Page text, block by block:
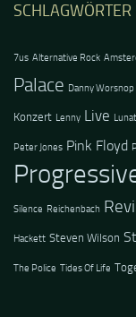
SCHLAGWÖRTER
7us Alternative Rock
Palace Danny Worsnop
Konzert Lenny Live
Peter Jones Pink Floyd
Silence Reichenbach
Hackett Steven Wilson
The Police Tides Of Life